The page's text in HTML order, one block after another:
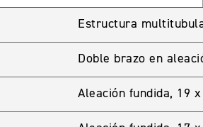
GT
Estructura
Doble brazo en
Aleación fundida, 19